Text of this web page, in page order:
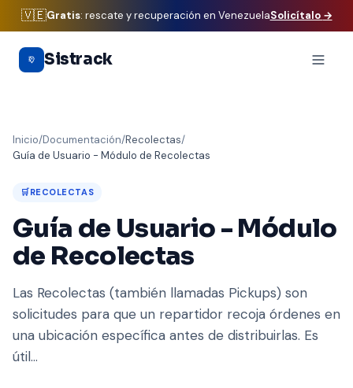
🇻🇪Gratis: rescate y recuperación en VenezuelaSolicítalo →
Sistrack
Inicio/Documentación/Recolectas/
Guía de Usuario - Módulo de Recolectas
🛒RECOLECTAS
Guía de Usuario - Módulo
de Recolectas
Las Recolectas (también llamadas Pickups) son
solicitudes para que un repartidor recoja órdenes en
una ubicación específica antes de distribuirlas. Es
útil…